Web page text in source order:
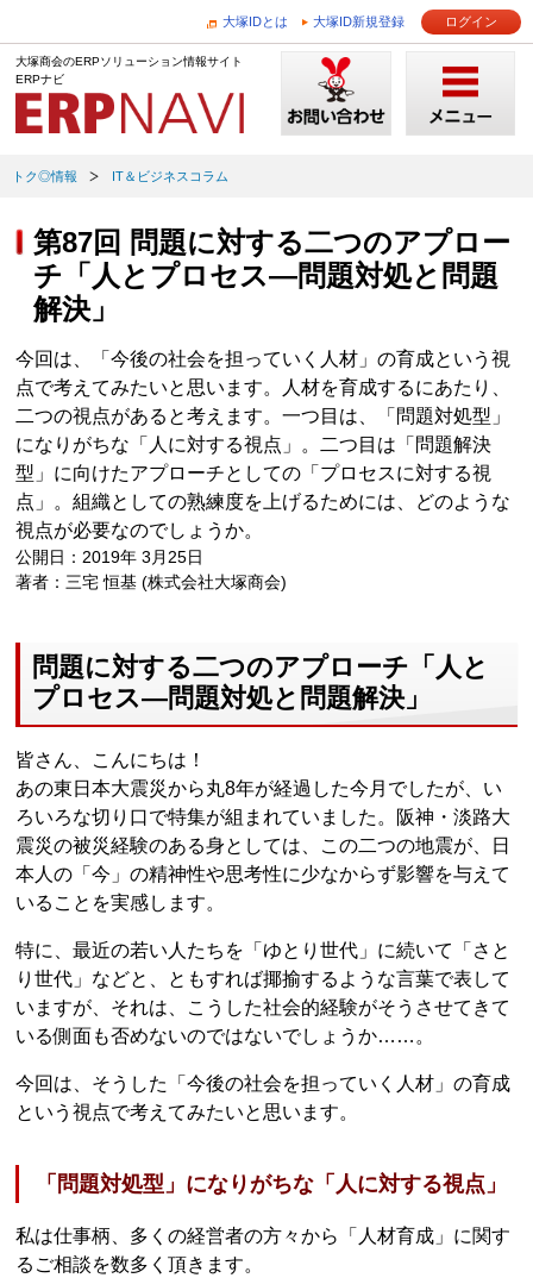
大塚IDとは 大塚ID新規登録 ログイン
大塚商会のERPソリューション情報サイト
ERPナビ
トク◎情報 IT＆ビジネスコラム
第87回 問題に対する二つのアプロー
チ「人とプロセス―問題対処と問題
解決」
今回は、「今後の社会を担っていく人材」の育成という視
点で考えてみたいと思います。人材を育成するにあたり、
二つの視点があると考えます。一つ目は、「問題対処型」
になりがちな「人に対する視点」。二つ目は「問題解決
型」に向けたアプローチとしての「プロセスに対する視
点」。組織としての熟練度を上げるためには、どのような
視点が必要なのでしょうか。
公開日：2019年 3月25日
著者：三宅 恒基 (株式会社大塚商会)
問題に対する二つのアプローチ「人と
プロセス―問題対処と問題解決」
皆さん、こんにちは！
あの東日本大震災から丸8年が経過した今月でしたが、い
ろいろな切り口で特集が組まれていました。阪神・淡路大
震災の被災経験のある身としては、この二つの地震が、日
本人の「今」の精神性や思考性に少なからず影響を与えて
いることを実感します。
特に、最近の若い人たちを「ゆとり世代」に続いて「さと
り世代」などと、ともすれば揶揄するような言葉で表して
いますが、それは、こうした社会的経験がそうさせてきて
いる側面も否めないのではないでしょうか……。
今回は、そうした「今後の社会を担っていく人材」の育成
という視点で考えてみたいと思います。
「問題対処型」になりがちな「人に対する視点」
私は仕事柄、多くの経営者の方々から「人材育成」に関す
るご相談を数多く頂きます。